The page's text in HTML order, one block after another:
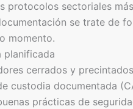
protocolos sectoriales
se trate de
momento.
planificada
cerrados y precintados
custodia documentada
prácticas de